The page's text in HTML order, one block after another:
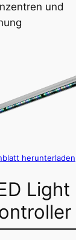
und
herunterladen
Light